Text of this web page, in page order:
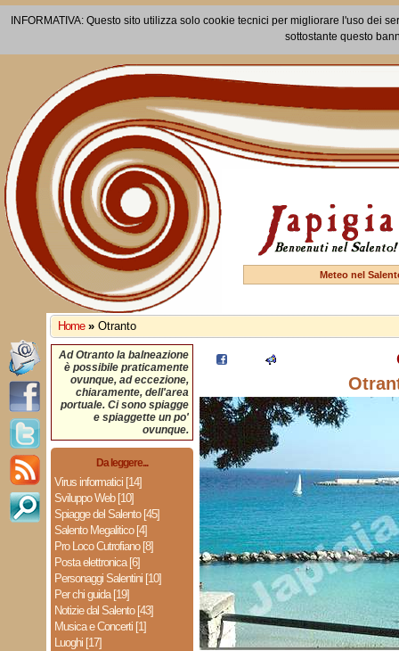
INFORMATIVA: Questo sito utilizza solo cookie tecnici per migliorare l'uso dei
sottostante questo
Meteo nel
Home » Otranto
Ad Otranto la balneazione
è possibile praticamente
ovunque, ad eccezione,
chiaramente, dell'area
portuale. Ci sono spiagge
e spiaggette un po'
ovunque.
Da leggere...
Virus informatici [14]
Sviluppo Web [10]
Spiagge del Salento [45]
Salento Megalitico [4]
Pro Loco Cutrofiano [8]
Posta elettronica [6]
Personaggi Salentini [10]
Per chi guida [19]
Notizie dal Salento [43]
Musica e Concerti [1]
Luoghi [17]